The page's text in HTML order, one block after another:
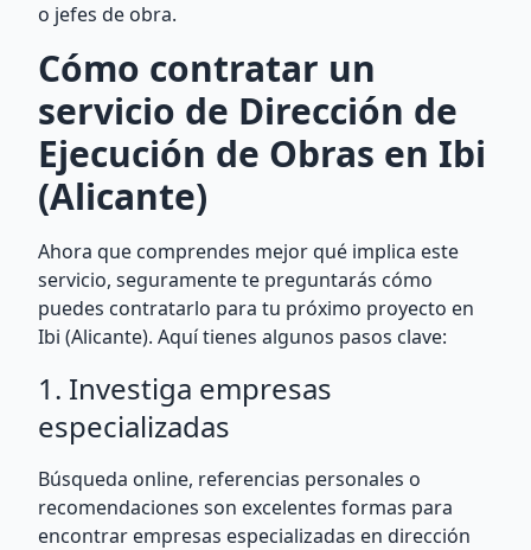
o jefes de obra.
Cómo contratar un
servicio de Dirección de
Ejecución de Obras en Ibi
(Alicante)
Ahora que comprendes mejor qué implica este
servicio, seguramente te preguntarás cómo
puedes contratarlo para tu próximo proyecto en
Ibi (Alicante). Aquí tienes algunos pasos clave:
1. Investiga empresas
especializadas
Búsqueda online, referencias personales o
recomendaciones son excelentes formas para
encontrar empresas especializadas en dirección